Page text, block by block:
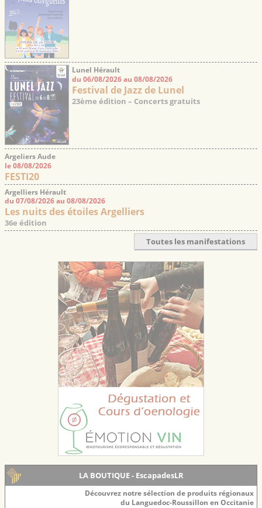
Lunel Hérault
du 06/08/2026 au 08/08/2026
Festival de Jazz de Lunel
23ème édition – Concerts gratuits
Argeliers Aude
le 08/08/2026
FESTI20
Argelliers Hérault
du 07/08/2026 au 08/08/2026
Les nuits des étoiles Argelliers
36e édition
Toutes les manifestations
LA BOUTIQUE - EscapadesLR
Découvrez notre sélection de produits régionaux
du Languedoc-Roussillon en Occitanie